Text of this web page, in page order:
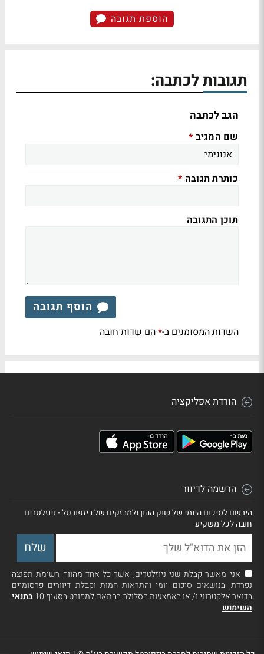
הוספת תגובה
תגובות לכתבה:
הגב לכתבה
שם המגיב *
כותרת תגובה *
תוכן התגובה
הוסף תגובה
השדות המסומנים ב-*הם שדות חובה
הורדת אפליקציה
הרשמה לדיוור
הירשם לסיכום היומי של שוק ההון ולמבזקים של ביזפורטל - ניוזלטרים
חובה לכל משקיע
אני מאשר קבלת שני ניוזלטרים, אשר כל אחד מהווה רשימת תפוצה
נפרדת, בנושאים סיכום יומי והתראות חמות וקבלת דיוורים פרסומיים
בדואר אלקטרוני ו/ או באמצעות הסלולר בהתאם למפורט בסעיף 10
בתנאי
השימוש